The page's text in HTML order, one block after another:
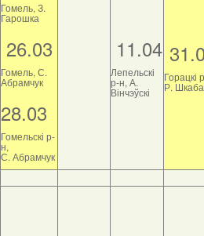
Гомель, З.
Гарошка
26.03
Гомель, С.
Абрамчук
28.03
Гомельскі р-
н,
С. Абрамчук
11.04
Лепельскі
р-н, А.
Вінчэўскі
Горацкі
Р.